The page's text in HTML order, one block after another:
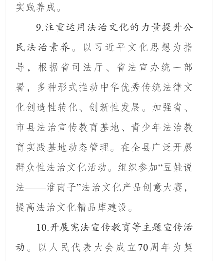
实践养成。
9.注重运用法治文化的力量提升公
民法治素养。
以习近平文化思想为指
导，根据省司法厅、省法宣办统一部
署，多种形式推动中华优秀传统法律文
化创造性转化、创新性发展。加强省、
市县法治宣传教育基地、青少年法治教
育实践基地动态管理。在全县广泛开展
群众性法治文化活动。组织参加“豆娃说
法——淮南子”法治文化产品创意大赛，
提高法治文化精品库建设。
10.开展宪法宣传教育等主题宣传活
动。
以人民代表大会成立 70 周年为契